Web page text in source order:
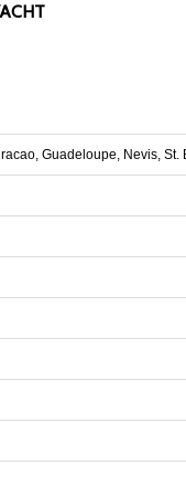
Guadeloupe, Nevis,